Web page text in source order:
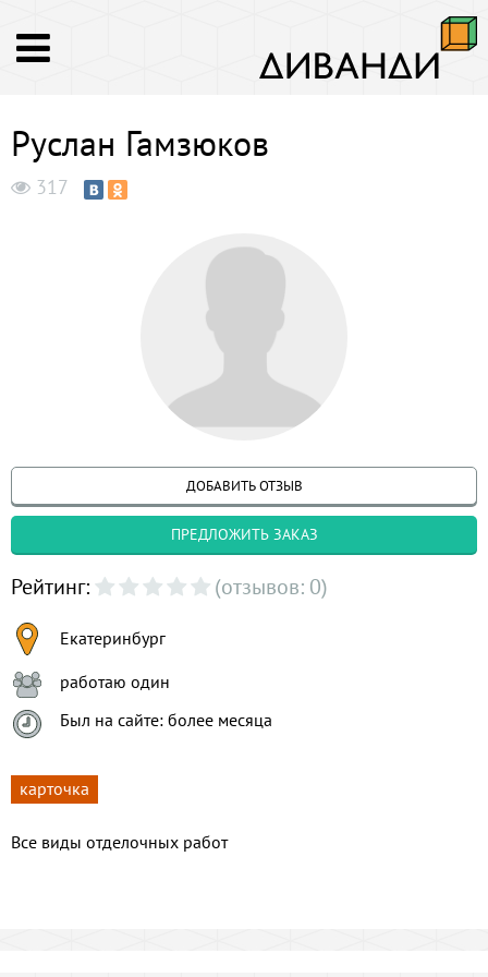
Руслан Гамзюков
317
ДОБАВИТЬ ОТЗЫВ
ПРЕДЛОЖИТЬ ЗАКАЗ
Рейтинг: (отзывов: 0)
Екатеринбург
работаю один
Был на сайте: более месяца
карточка
Все виды отделочных работ